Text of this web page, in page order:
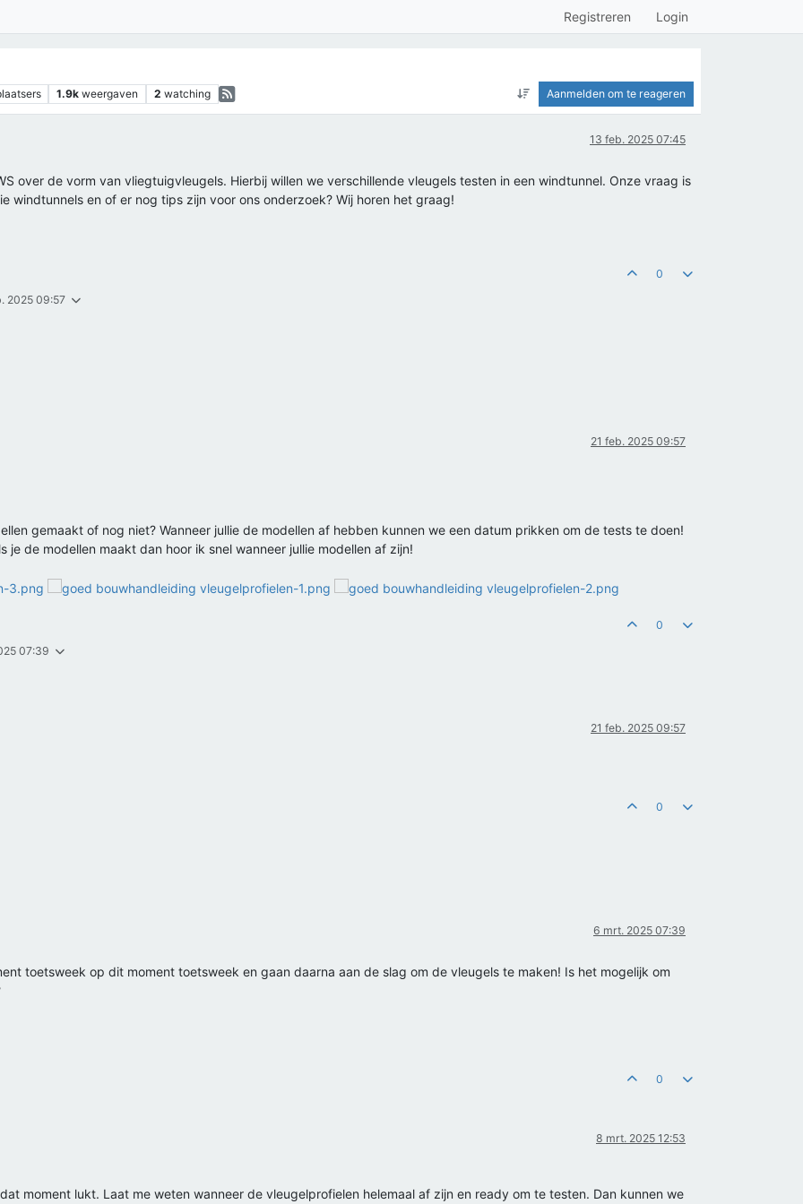
Registreren Login
1.9k weergaven 2 watching Aanmelden om te reageren
13 feb. 2025 07:45
over de vorm van vliegtuigvleugels. Hierbij willen we verschillende vleugels testen in een windtunnel. Onze vraag is
windtunnels en of er nog tips zijn voor ons onderzoek? Wij horen het graag!
2025 09:57
0
21 feb. 2025 09:57
gemaakt of nog niet? Wanneer jullie de modellen af hebben kunnen we een datum prikken om de tests te doen!
de modellen maakt dan hoor ik snel wanneer jullie modellen af zijn!
07:39
0
21 feb. 2025 09:57
0
6 mrt. 2025 07:39
toetsweek op dit moment toetsweek en gaan daarna aan de slag om de vleugels te maken! Is het mogelijk om
0
8 mrt. 2025 12:53
moment lukt. Laat me weten wanneer de vleugelprofielen helemaal af zijn en ready om te testen. Dan kunnen we